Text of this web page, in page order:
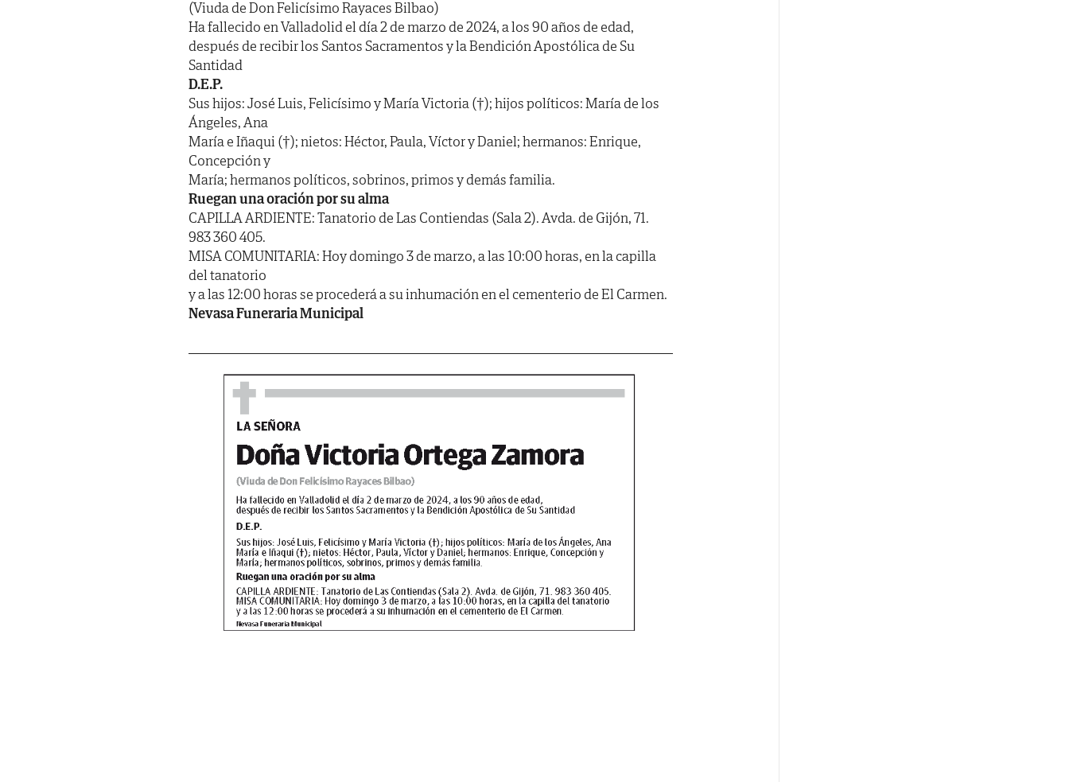
(Viuda de Don Felicísimo Rayaces Bilbao)
Ha fallecido en Valladolid el día 2 de marzo de 2024, a los 90 años de edad,
después de recibir los Santos Sacramentos y la Bendición Apostólica de Su
Santidad
D.E.P.
Sus hijos: José Luis, Felicísimo y María Victoria (†); hijos políticos: María de los
Ángeles, Ana
María e Iñaqui (†); nietos: Héctor, Paula, Víctor y Daniel; hermanos: Enrique,
Concepción y
María; hermanos políticos, sobrinos, primos y demás familia.
Ruegan una oración por su alma
CAPILLA ARDIENTE: Tanatorio de Las Contiendas (Sala 2). Avda. de Gijón, 71.
983 360 405.
MISA COMUNITARIA: Hoy domingo 3 de marzo, a las 10:00 horas, en la capilla
del tanatorio
y a las 12:00 horas se procederá a su inhumación en el cementerio de El Carmen.
Nevasa Funeraria Municipal